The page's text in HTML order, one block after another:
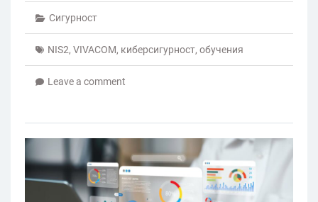
Сигурност
NIS2, VIVACOM, киберсигурност, обучения
Leave a comment